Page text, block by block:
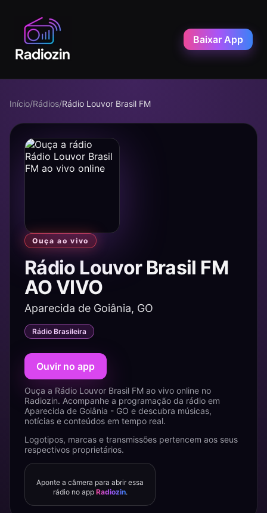
Baixar App
Início/Rádios/Rádio Louvor Brasil FM
Ouça ao vivo
Rádio Louvor Brasil FM
AO VIVO
Aparecida de Goiânia, GO
Rádio Brasileira
Ouvir no app
Ouça a Rádio Louvor Brasil FM ao vivo online no
Radiozin. Acompanhe a programação da rádio em
Aparecida de Goiânia - GO e descubra músicas,
notícias e conteúdos em tempo real.
Logotipos, marcas e transmissões pertencem aos seus
respectivos proprietários.
Aponte a câmera para abrir essa
rádio no app Radiozin.